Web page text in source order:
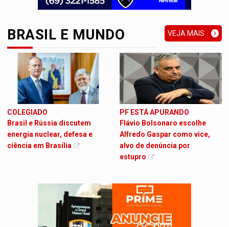
BRASIL E MUNDO VEJA MAIS
COLEGIADO
Brasil e Rússia discutem
energia nuclear, defesa e
ciência em Brasília
PF ESTÁ APURANDO
Flávio Bolsonaro escolhe
Alfredo Gaspar como vice,
alvo de denúncia por
estupro